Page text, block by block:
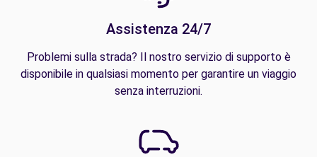
Assistenza 24/7
Problemi sulla strada? Il nostro servizio di supporto è
disponibile in qualsiasi momento per garantire un viaggio
senza interruzioni.